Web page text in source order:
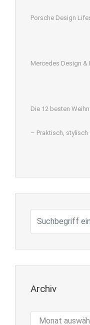
Porsche Design
Mercedes Design &
Die 12 besten
– Praktisch, stylisch
Archiv